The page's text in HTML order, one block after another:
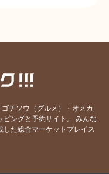
チソウ（グルメ）・オメカ
ングと予約サイト。
みんな
た総合マーケットプレイス